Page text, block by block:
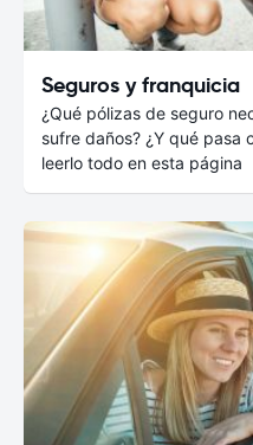
Seguros y franquicia
¿Qué pólizas de seguro
sufre daños? ¿Y qué pasa
leerlo todo en esta página